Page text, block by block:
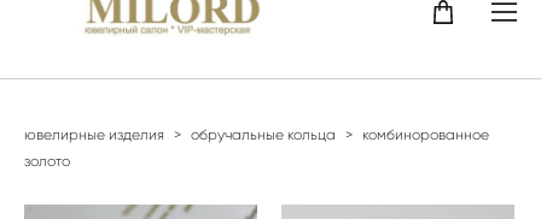
ювелирные изделия > обручальные кольца > комбинорованное
золото